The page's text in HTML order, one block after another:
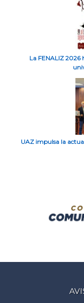
La FENALIZ
UAZ impulsa la